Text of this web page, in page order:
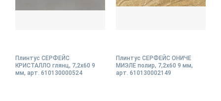
Плинтус СЕРФЕЙС
КРИСТАЛЛО глянц, 7,2x60 9
мм, арт. 610130000524
Плинтус СЕРФЕЙС ОНИЧЕ
МИЭЛЕ полир, 7,2x60 9 мм,
арт. 610130002149